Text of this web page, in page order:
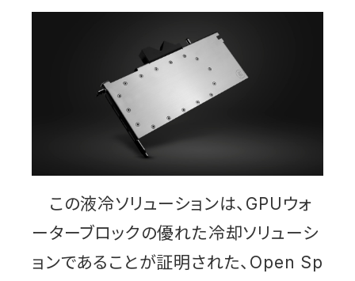
この液冷ソリューションは、GPUウォ
ーターブロックの優れた冷却ソリューシ
ョンであることが証明された、Open Sp